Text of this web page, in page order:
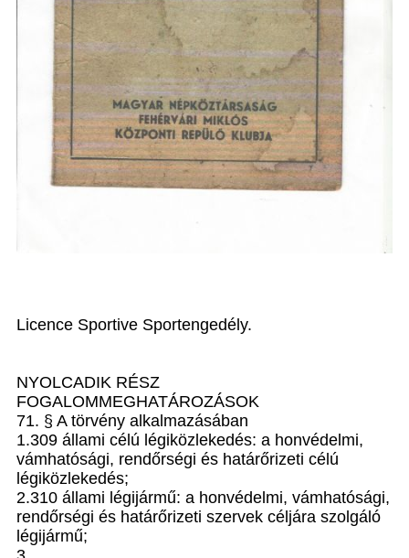
Licence Sportive Sportengedély.
NYOLCADIK RÉSZ
FOGALOMMEGHATÁROZÁSOK
71. § A törvény alkalmazásában
1.309 állami célú légiközlekedés: a honvédelmi,
vámhatósági, rendőrségi és határőrizeti célú
légiközlekedés;
2.310 állami légijármű: a honvédelmi, vámhatósági,
rendőrségi és határőrizeti szervek céljára szolgáló
légijármű;